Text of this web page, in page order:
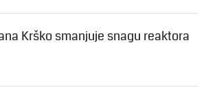
Krško smanjuje snagu reaktora